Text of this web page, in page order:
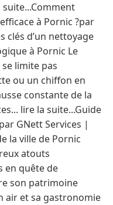
à Pornic ?par
clés d’un nettoyage
à Pornic Le
limite pas
ou un chiffon en
constante de la
lire la suite...Guide
GNett Services |
la ville de Pornic
atouts
en quête de
son patrimoine
air et sa gastronomie